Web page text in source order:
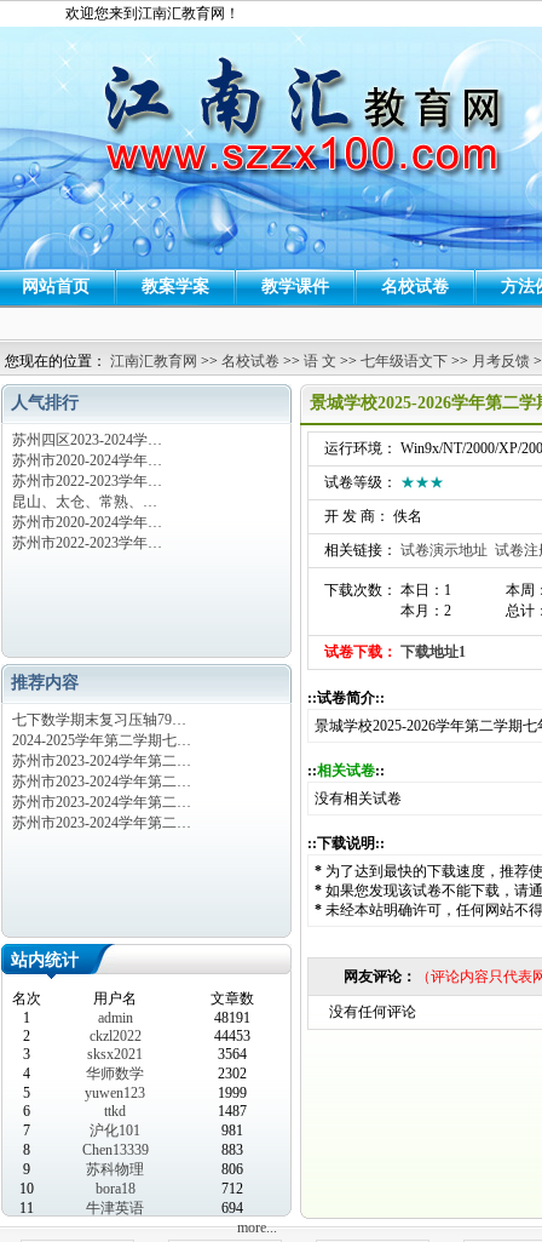
欢迎您来到江南汇教育网！
网站首页 教案学案 教学课件 名校试卷 方法
您现在的位置： 江南汇教育网 >> 名校试卷 >> 语 文 >> 七年级语文下 >> 月考反馈
人气排行
苏州四区2023-2024学…
苏州市2020-2024学年…
苏州市2022-2023学年…
昆山、太仓、常熟、…
苏州市2020-2024学年…
苏州市2022-2023学年…
推荐内容
七下数学期末复习压轴79…
2024-2025学年第二学期七…
苏州市2023-2024学年第二…
苏州市2023-2024学年第二…
苏州市2023-2024学年第二…
苏州市2023-2024学年第二…
站内统计
名次 用户名
文章数
1
admin
48191
2
ckzl2022
44453
3
sksx2021
3564
4
华师数学
2302
5
yuwen123
1999
6
ttkd
1487
7
沪化101
981
8
Chen13339
883
9
苏科物理
806
10
bora18
712
11
牛津英语
694
more...
景城学校2025-2026学年第二
运行环境： Win9x/NT/2000/XP/
试卷等级： ★★★
开 发 商： 佚名
相关链接： 试卷演示地址 试卷注
下载次数： 本日：1
本月：2
本周
总计
试卷下载： 下载地址1
::试卷简介::
景城学校2025-2026学年第二学期
::相关试卷::
没有相关试卷
::下载说明::
* 为了达到最快的下载速度，推荐
* 如果您发现该试卷不能下载，请
* 未经本站明确许可，任何网站不
网友评论： （评论内容只代
没有任何评论